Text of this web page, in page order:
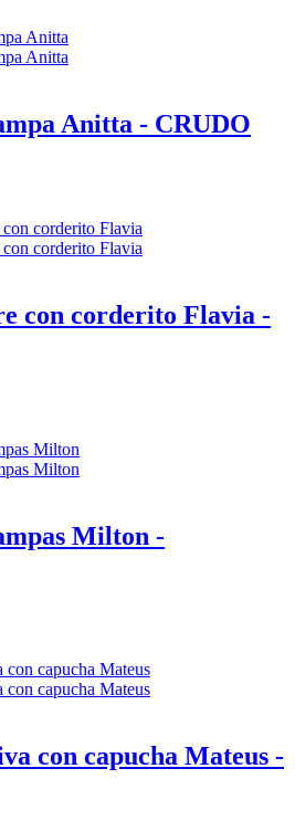
Anitta - CRUDO
con corderito Flavia -
Milton -
con capucha Mateus -